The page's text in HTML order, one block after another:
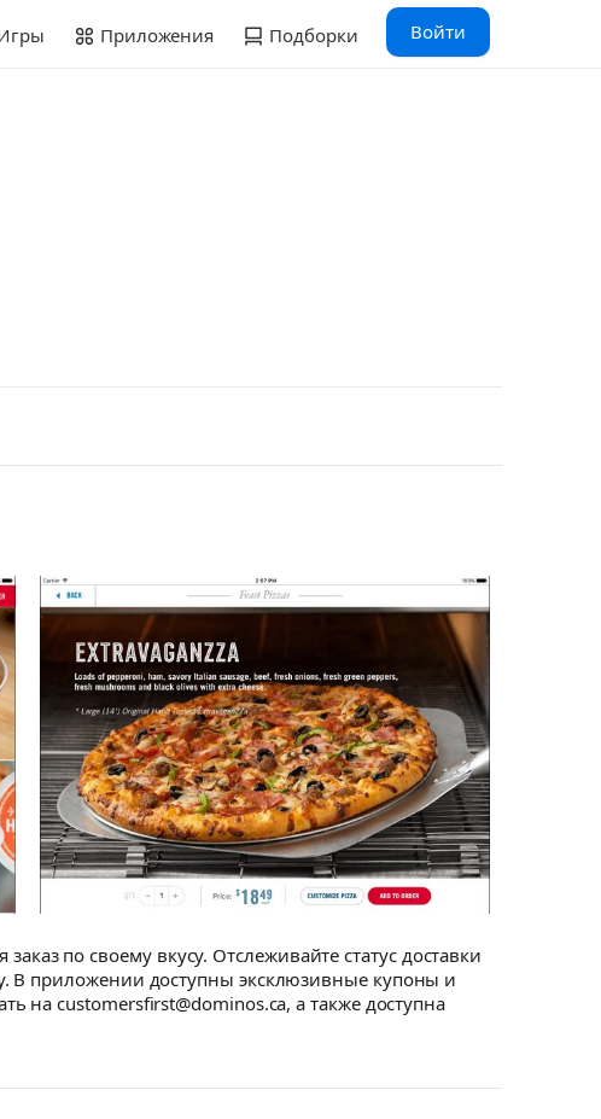
Приложения Подборки Войти
по своему вкусу. Отслеживайте статус доставки
В приложении доступны эксклюзивные купоны и
на customersfirst@dominos.ca, а также доступна